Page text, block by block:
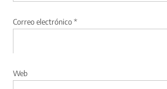
Correo electrónico*
Web